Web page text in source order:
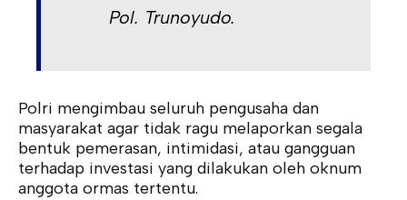
Pol. Trunoyudo.
Polri mengimbau seluruh pengusaha dan
masyarakat agar tidak ragu melaporkan segala
bentuk pemerasan, intimidasi, atau gangguan
terhadap investasi yang dilakukan oleh oknum
anggota ormas tertentu.